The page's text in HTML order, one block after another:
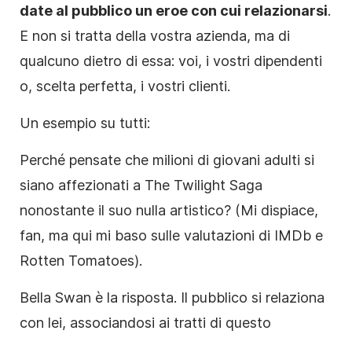
date al pubblico un eroe con cui relazionarsi.
E non si tratta della vostra azienda, ma di
qualcuno dietro di essa: voi, i vostri dipendenti
o, scelta perfetta, i vostri clienti.
Un esempio su tutti:
Perché pensate che milioni di giovani adulti si
siano affezionati a The Twilight Saga
nonostante il suo nulla artistico? (Mi dispiace,
fan, ma qui mi baso sulle valutazioni di IMDb e
Rotten Tomatoes).
Bella Swan è la risposta. Il pubblico si relaziona
con lei, associandosi ai tratti di questo